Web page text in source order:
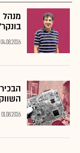
04.08.2026
01.08.2026